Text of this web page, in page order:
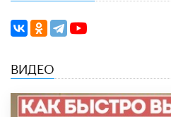
ВИДЕО